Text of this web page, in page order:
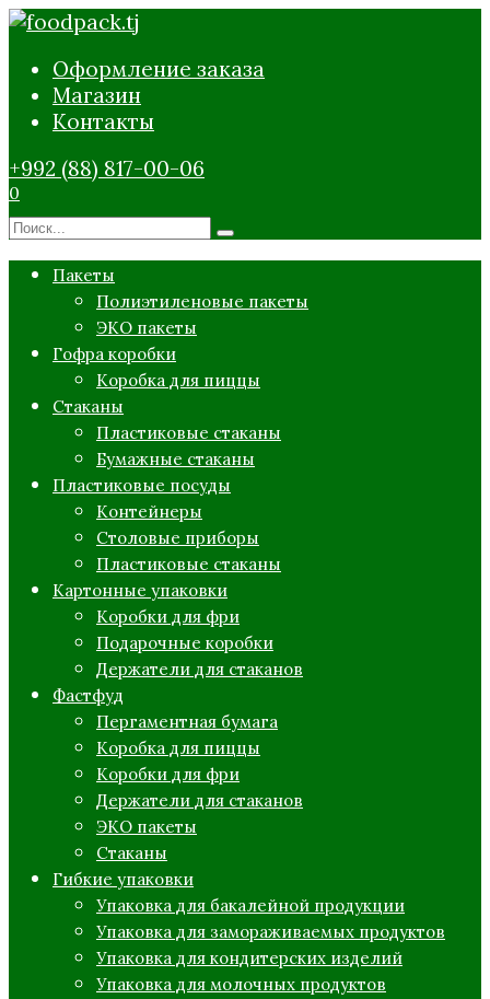
Перейти
содержанию
Оформление заказа
Магазин
Контакты
+992 (88) 817-00-06
0
Search
Пакеты
Полиэтиленовые пакеты
ЭКО пакеты
Гофра коробки
Коробка для пиццы
Стаканы
Пластиковые стаканы
Бумажные стаканы
Пластиковые посуды
Контейнеры
Столовые приборы
Пластиковые стаканы
Картонные упаковки
Коробки для фри
Подарочные коробки
Держатели для стаканов
Фастфуд
Пергаментная бумага
Коробка для пиццы
Коробки для фри
Держатели для стаканов
ЭКО пакеты
Стаканы
Гибкие упаковки
Упаковка для бакалейной продукции
Упаковка для замораживаемых продуктов
Упаковка для кондитерских изделий
Упаковка для молочных продуктов